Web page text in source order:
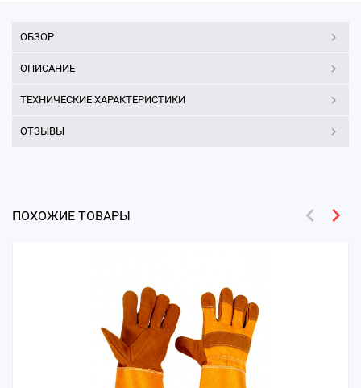
ОБЗОР
ОПИСАНИЕ
ТЕХНИЧЕСКИЕ ХАРАКТЕРИСТИКИ
ОТЗЫВЫ
ПОХОЖИЕ ТОВАРЫ